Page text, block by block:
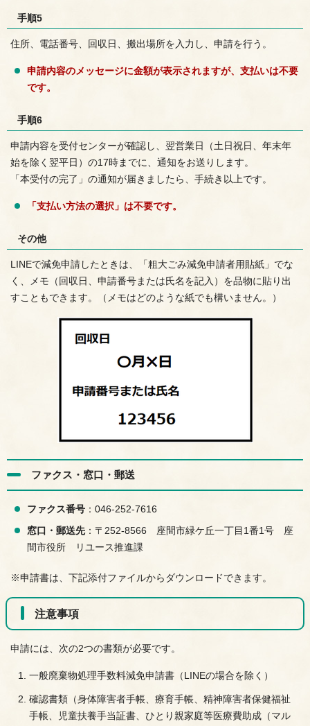
手順5
住所、電話番号、回収日、搬出場所を入力し、申請を行う。
申請内容のメッセージに金額が表示されますが、支払いは不要
です。
手順6
申請内容を受付センターが確認し、翌営業日（土日祝日、年末年
始を除く翌平日）の17時までに、通知をお送りします。
「本受付の完了」の通知が届きましたら、手続き以上です。
「支払い方法の選択」は不要です。
その他
LINEで減免申請したときは、「粗大ごみ減免申請者用貼紙」でな
く、メモ（回収日、申請番号または氏名を記入）を品物に貼り出
すこともできます。（メモはどのような紙でも構いません。）
ファクス・窓口・郵送
ファクス番号 ：046-252-7616
窓口・郵送先：〒252-8566 座間市緑ケ丘一丁目1番1号 座
間市役所 リユース推進課
※申請書は、下記添付ファイルからダウンロードできます。
注意事項
申請には、次の2つの書類が必要です。
一般廃棄物処理手数料減免申請書（LINEの場合を除く）
確認書類（身体障害者手帳、療育手帳、精神障害者保健福祉
手帳、児童扶養手当証書、ひとり親家庭等医療費助成（マル